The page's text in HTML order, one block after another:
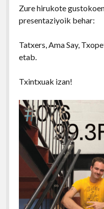
Zure hirukote
presentaziyoik behar:
Tatxers, Ama Say,
etab.
Txintxuak izan!